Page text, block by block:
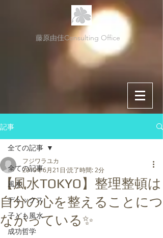
藤原由佳Consulting Office
記事
全ての記事
風水
デトックス
子ども風水
成功哲学
全ての記事
【風水TOKYO】整理整頓は
自分の心を整えることにつ
ながっている✨
フジワラユカ
2019年6月21日 読了時間: 2分